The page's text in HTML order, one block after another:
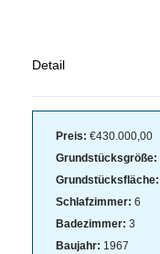
Detail
Preis: €430.000,00
Grundstücksgröße:
Grundstücksfläche:
Schlafzimmer: 6
Badezimmer: 3
Baujahr: 1967